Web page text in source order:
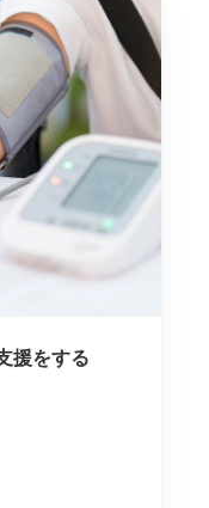
援をする